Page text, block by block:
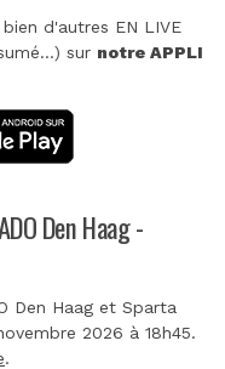
d'autres EN LIVE
sur notre APPLI
Den Haag -
Den Haag et Sparta
2026 à 18h45.
.